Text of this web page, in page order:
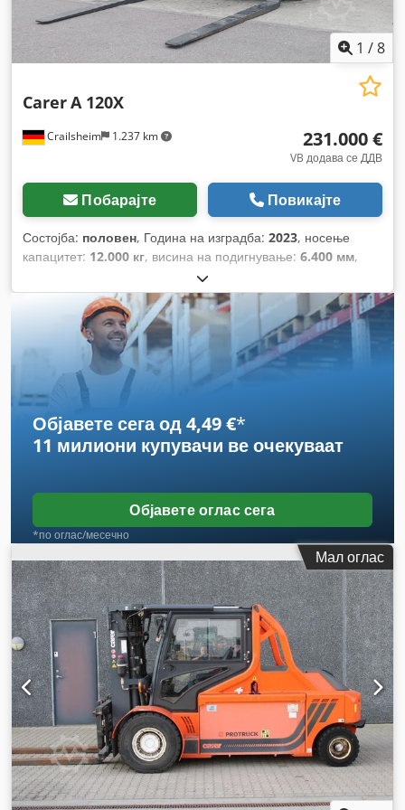
1 /8
Crailsheim 1.237 km
CarerA 120X
231.000 €
VB додава се ДДВ
Побарајте Повикајте
Состојба: половен, Година на изградба: 2023, носење
капацитет: 12.000 кг, висина на подигнување: 6.400 мм,
2.400 мм
мм,
Објавете сега од 4,49 €*
11 милиони купувачи ве очекуваат
Објавете оглас сега
*по оглас/месечно
Мал оглас